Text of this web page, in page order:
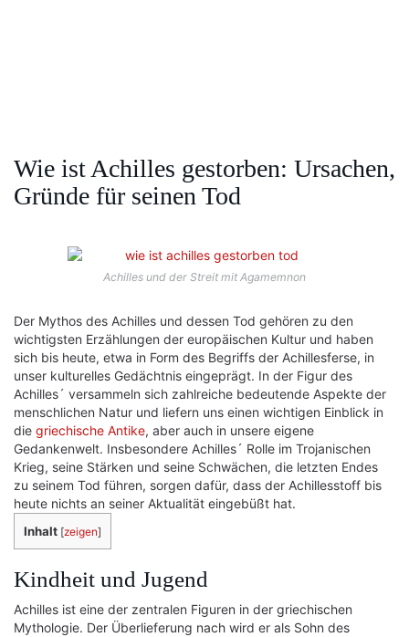
Wie ist Achilles gestorben: Ursachen,
Gründe für seinen Tod
Achilles und der Streit mit Agamemnon
Der Mythos des Achilles und dessen Tod gehören zu den
wichtigsten Erzählungen der europäischen Kultur und haben
sich bis heute, etwa in Form des Begriffs der Achillesferse, in
unser kulturelles Gedächtnis eingeprägt. In der Figur des
Achilles´ versammeln sich zahlreiche bedeutende Aspekte der
menschlichen Natur und liefern uns einen wichtigen Einblick in
die griechische Antike, aber auch in unsere eigene
Gedankenwelt. Insbesondere Achilles´ Rolle im Trojanischen
Krieg, seine Stärken und seine Schwächen, die letzten Endes
zu seinem Tod führen, sorgen dafür, dass der Achillesstoff bis
heute nichts an seiner Aktualität eingebüßt hat.
Inhalt [zeigen]
Kindheit und Jugend
Achilles ist eine der zentralen Figuren in der griechischen
Mythologie. Der Überlieferung nach wird er als Sohn des